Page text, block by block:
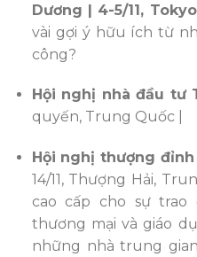
Dương | 4-5/11,
vài gợi ý hữu ích từ
công?
Hội nghị nhà đầu tư
quyến, Trung Quốc |
Hội nghị thượng
14/11, Thượng Hải,
cao cấp cho sự
thương mại và giáo
những nhà trung